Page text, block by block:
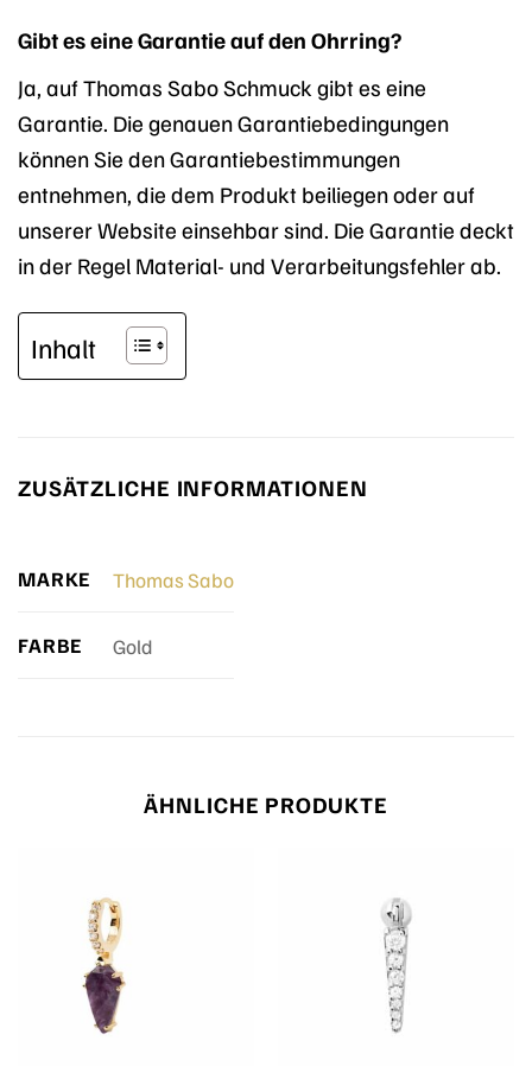
Gibt es eine Garantie auf den Ohrring?
Ja, auf Thomas Sabo Schmuck gibt es eine
Garantie. Die genauen Garantiebedingungen
können Sie den Garantiebestimmungen
entnehmen, die dem Produkt beiliegen oder auf
unserer Website einsehbar sind. Die Garantie deckt
in der Regel Material- und Verarbeitungsfehler ab.
Inhalt
ZUSÄTZLICHE INFORMATIONEN
MARKE Thomas Sabo
FARBE Gold
ÄHNLICHE PRODUKTE